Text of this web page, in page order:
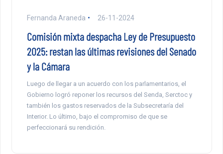
Fernanda Araneda 26-11-2024
Comisión mixta despacha Ley de Presupuesto
2025: restan las últimas revisiones del Senado
y la Cámara
Luego de llegar a un acuerdo con los parlamentarios, el
Gobierno logró reponer los recursos del Senda, Serctoc y
también los gastos reservados de la Subsecretaría del
Interior. Lo último, bajo el compromiso de que se
perfeccionará su rendición.